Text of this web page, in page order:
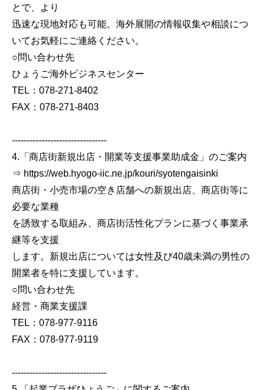
とで、より
迅速な現地対応も可能。海外展開の情報収集や相談につ
いてお気軽にご連絡ください。
○問い合わせ先
ひょうご海外ビジネスセンター
TEL：078-271-8402
FAX：078-271-8403
--------------------------------
4.「商店街新規出店・開業等支援事業助成金」のご案内
⇒ https://web.hyogo-iic.ne.jp/kouri/syotengaisinki
商店街・小売市場の空き店舗への新規出店、商店街等に
必要な業種
を誘致する取組み、商店街活性化プランに基づく事業承
継等を支援
します。新規出店については女性及び40歳未満の男性の
開業者を特に支援しています。
○問い合わせ先
経営・商業支援課
TEL：078-977-9116
FAX：078-977-9119
--------------------------------